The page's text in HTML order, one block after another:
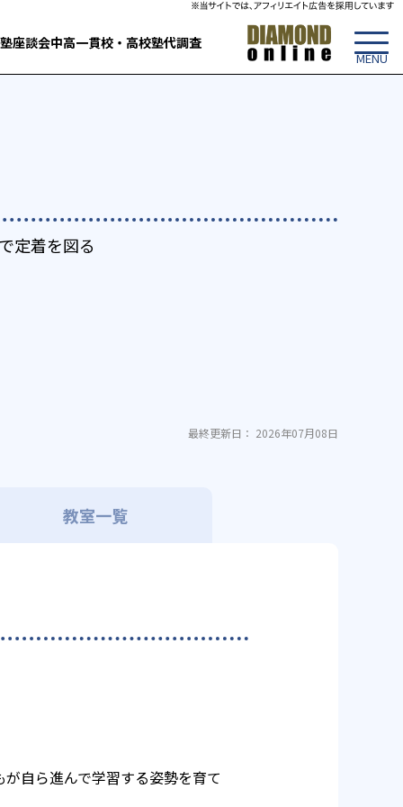
座談会中高一貫校・高校塾代調査
定着を図る
最終更新日： 2026年07月08日
教室一覧
自ら進んで学習する姿勢を育て